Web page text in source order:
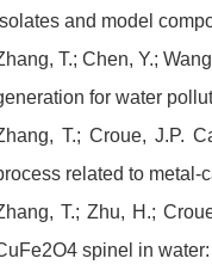
and model
T.; Chen, Y.;
for water
T.; Croue, J.P.
related to metal-
T.; Zhu, H.;
spinel in